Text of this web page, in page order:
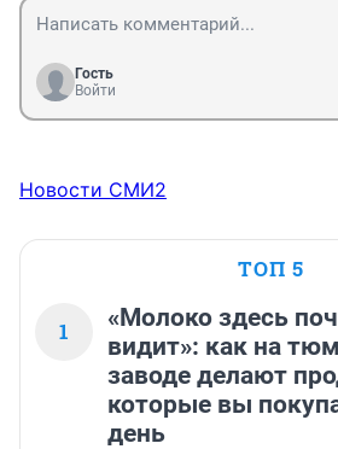
Гость
Войти
Новости СМИ2
ТОП 5
1
«Молоко здесь
видит»: как на
заводе делают
которые вы
день